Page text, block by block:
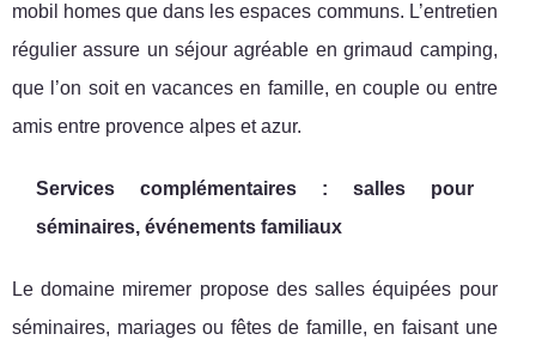
mobil homes que dans les espaces communs. L’entretien
régulier assure un séjour agréable en grimaud camping,
que l’on soit en vacances en famille, en couple ou entre
amis entre provence alpes et azur.
Services complémentaires : salles pour
séminaires, événements familiaux
Le domaine miremer propose des salles équipées pour
séminaires, mariages ou fêtes de famille, en faisant une